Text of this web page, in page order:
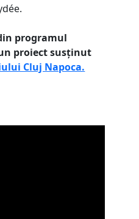
programul
un proiect susținut
Cluj Napoca.